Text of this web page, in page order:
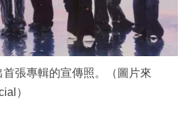
首張專輯的宣傳照。（圖片來
）